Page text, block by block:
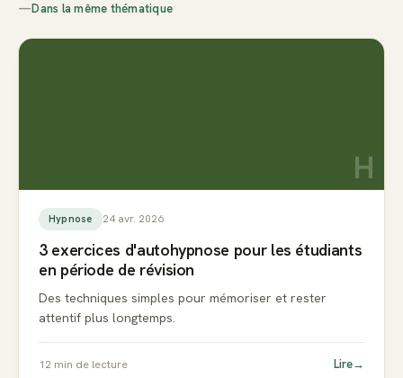
—Dans la même thématique
H
Hypnose 24 avr. 2026
3 exercices d'autohypnose pour les étudiants
en période de révision
Des techniques simples pour mémoriser et rester
attentif plus longtemps.
12 min de lecture Lire→